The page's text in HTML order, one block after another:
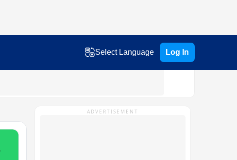
Select Language Log In
ADVERTISEMENT